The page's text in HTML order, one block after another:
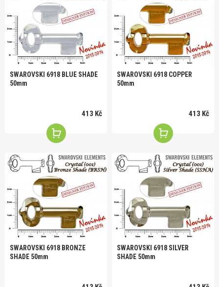
SWAROVSKI 6918 BLUE SHADE
50mm
413 Kč
SWAROVSKI 6918 COPPER
50mm
413 Kč
SWAROVSKI 6918 BRONZE
SHADE 50mm
SWAROVSKI 6918 SILVER
SHADE 50mm